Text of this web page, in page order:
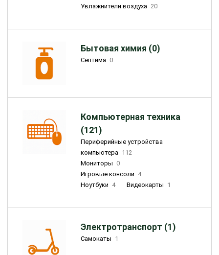
Увлажнители воздуха 20
Бытовая химия (0)
Септима 0
Компьютерная техника
(121)
Периферийные устройства
компьютера 112
Мониторы 0
Игровые консоли 4
Ноутбуки 4 Видеокарты 1
Электротранспорт (1)
Самокаты 1